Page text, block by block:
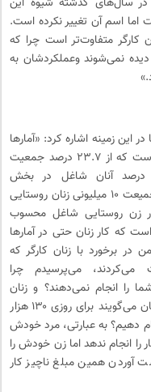
سال‌های گذشته شیوهٔ این
اما اسم آن تغییر نکرده است.
کارگر متفاوت‌تر است چرا که
نمی‌شوند وعملکردشان به
در این زمینه اشاره کرد: «آمارها
در سال ۱۴۰۱ بیانگر آن است که از ۲۳.۷ درصد جمعیت
روستایی کشور ۴۲.۸ درصد آنان شاغل در بخش
کشاورزی هستند اما از جمیعت ۱۰ میلیونی زنان روستایی
فقط ۴۳۱ هزار زن روستایی شاغل محسوب
که کار زنان حتی در آمارها
برخورد با زنان کارگر که
می‌کردند، می‌پرسیدم چرا
را انجام نمی‌دهند؟ و زنان
پاسخ می‌دادند شوهرانمان می‌گویند برای روزی ۱۳۰ هزار
دهیم؟ به عبارتی، مرد خودش
را انجام ندهد اما زن خودش را
آوردن همین مبلغ ناچیز کار